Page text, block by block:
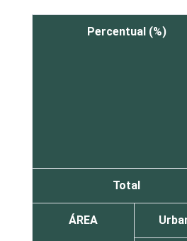
Percentual (%)
Total
ÁREA